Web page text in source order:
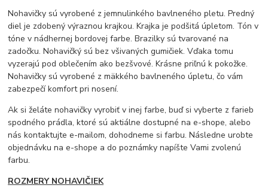
Nohavičky sú vyrobené z jemnulinkého bavlneného pletu. Predný
diel je zdobený výraznou krajkou. Krajka je podšitá úpletom. Tón v
tóne v nádhernej bordovej farbe. Brazilky sú tvarované na
zadočku. Nohavičký sú bez všivaných gumičiek. Vďaka tomu
vyzerajú pod oblečením ako bezšvové. Krásne priľnú k pokožke.
Nohavičky sú vyrobené z mäkkého bavlneného úpletu, čo vám
zabezpečí komfort pri nosení.
Ak si želáte nohavičky vyrobiť v inej farbe, buď si vyberte z farieb
spodného prádla, ktoré sú aktiálne dostupné na e-shope, alebo
nás kontaktujte e-mailom, dohodneme si farbu. Následne urobte
objednávku na e-shope a do poznámky napíšte Vami zvolenú
farbu.
ROZMERY NOHAVIČIEK